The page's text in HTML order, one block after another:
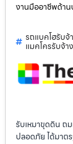
งานมืออาชีพด้าน
รถแบคโฮรับจ้
แมคโครรับจ้า
รับเหมาขุดดิน ถ
ปลอดภัย ได้มาต